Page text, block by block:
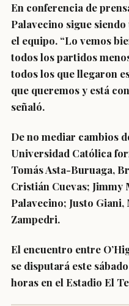
En conferencia de
Palavecino sigue
el equipo. “Lo vemos
todos los partidos
todos los que llegaron
que queremos y está
señaló.
De no mediar cambios
Universidad Católica
Tomás Asta-Buruaga,
Cristián Cuevas;
Palavecino; Justo
Zampedri.
El encuentro entre
se disputará este
horas en el Estadio El